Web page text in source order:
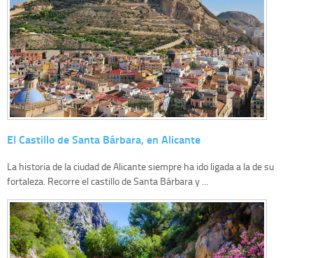
El Castillo de Santa Bárbara, en Alicante
La historia de la ciudad de Alicante siempre ha ido ligada a la de su
fortaleza. Recorre el castillo de Santa Bárbara y ...